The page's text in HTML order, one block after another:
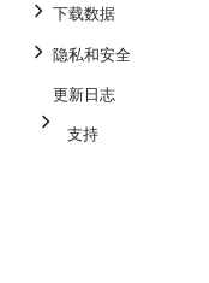
下载数据
隐私和安全
更新日志
支持